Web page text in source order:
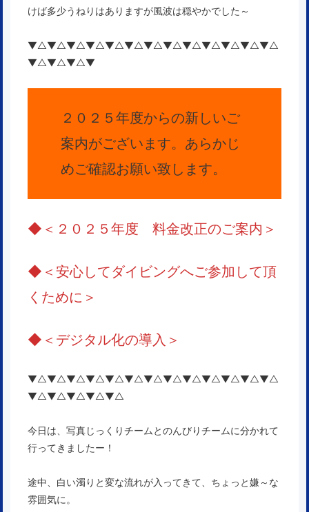
けば多少うねりはありますが風波は穏やかでした～
▼△▼△▼△▼△▼△▼△▼△▼△▼△▼△▼△▼△▼△
▼△▼△▼△▼
２０２５年度からの新しいご
案内がございます。あらかじ
めご確認お願い致します。
◆ ＜２０２５年度 料金改正のご案内＞
◆ ＜安心してダイビングへご参加して頂
くために＞
◆ ＜ デジタル化の導入 ＞
▼△▼△▼△▼△▼△▼△▼△▼△▼△▼△▼△▼△▼△
▼△▼△▼△▼△▼△
今日は、写真じっくりチームとのんびりチームに分かれて
行ってきましたー！
途中、白い濁りと変な流れが入ってきて、ちょっと嫌～な
雰囲気に。